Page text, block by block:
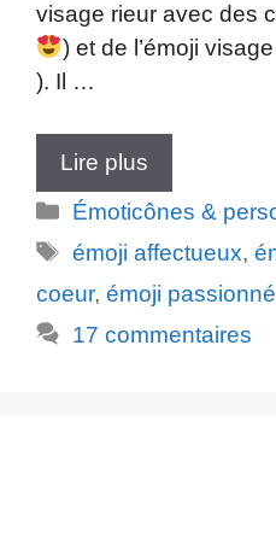
visage rieur avec des
) et de l’émoji
). Il …
Lire plus
Catégories
Émoticônes &
Étiquettes
émoji affectueux,
coeur, émoji passionné
17 commentaires